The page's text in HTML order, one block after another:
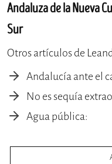
Andaluza de la Nueva
Sur
Otros artículos de
Andalucía ante el
No es sequía
Agua pública: